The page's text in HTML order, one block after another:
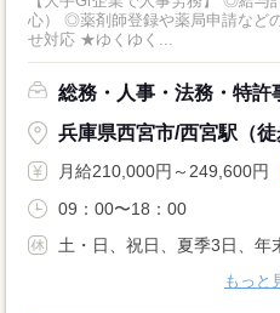
心） ◎薬剤師登録や薬局申請など
せ対応 ★ゆくゆく...
総務・人事・法務・特許
兵庫県西宮市/西宮駅（徒
月給210,000円～249,600円
09：00〜18：00
土・日、祝日、夏季3日、年
もっと